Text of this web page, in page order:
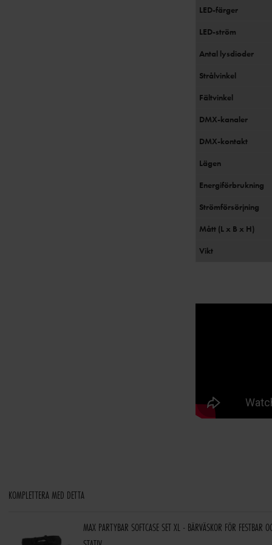
LED-färger
LED-ström
Antal lysdioder
Strålvinkel
Fältvinkel
DMX-kanaler
DMX-kontakt
Lägen
Energiförbrukning
Strömförsörjning
Mått (L x B x H)
Vikt
KOMPLETTERA MED DETTA
MAX PARTYBAR SOFTCASE SET XL - BÄRVÄSKOR FÖR FESTBAR